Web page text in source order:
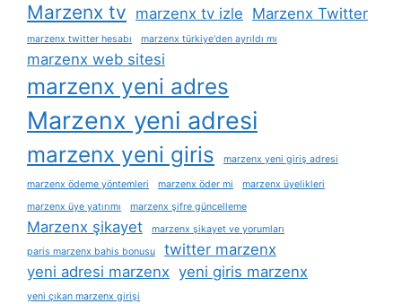
Marzenx tv marzenx tv izle Marzenx Twitter
marzenx twitter hesabı marzenx türkiye'den ayrıldı mı
marzenx web sitesi
marzenx yeni adres
Marzenx yeni adresi
marzenx yeni giris marzenx yeni giriş adresi
marzenx ödeme yöntemleri marzenx öder mi
marzenx üyelikleri
marzenx üye yatırımı
marzenx şifre güncelleme
Marzenx şikayet
marzenx şikayet ve yorumları
paris marzenx bahis bonusu
twitter marzenx
yeni adresi marzenx yeni giris marzenx
yeni çıkan marzenx girişi